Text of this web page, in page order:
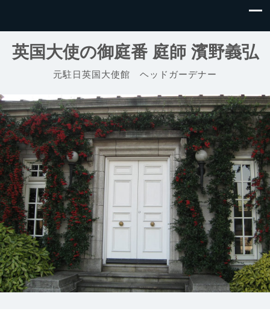
英国大使の御庭番 庭師 濱野義弘
元駐日英国大使館 ヘッドガーデナー